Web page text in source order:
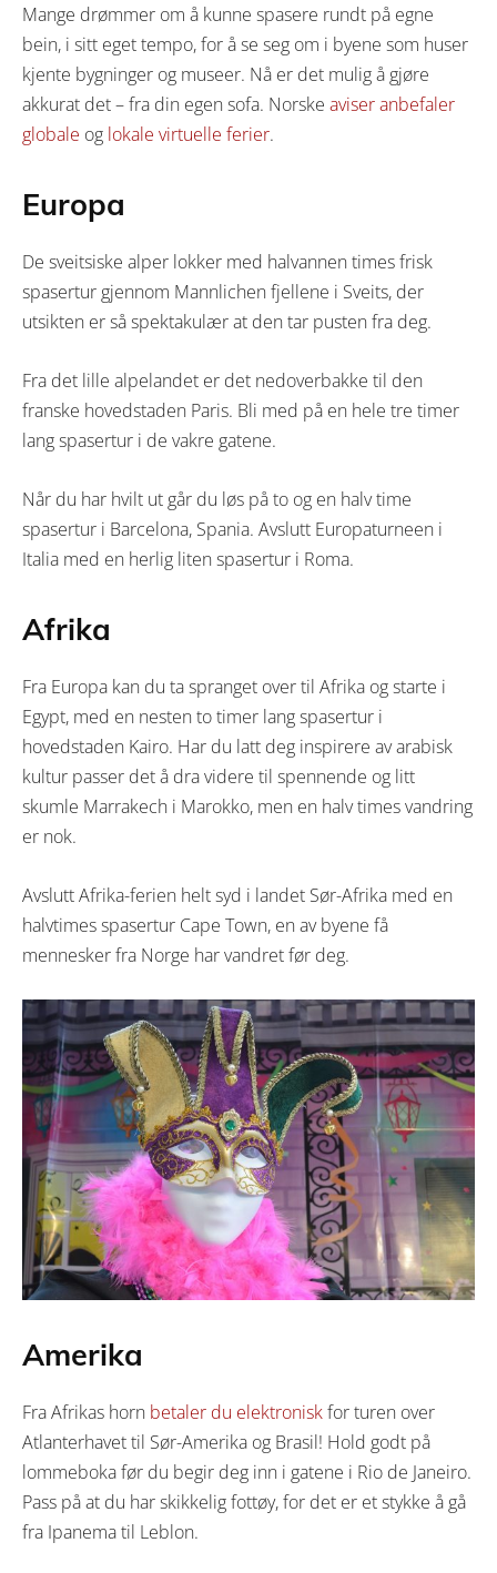
Mange drømmer om å kunne spasere rundt på egne
bein, i sitt eget tempo, for å se seg om i byene som huser
kjente bygninger og museer. Nå er det mulig å gjøre
akkurat det – fra din egen sofa. Norske aviser anbefaler
globale og lokale virtuelle ferier.
Europa
De sveitsiske alper lokker med halvannen times frisk
spasertur gjennom Mannlichen fjellene i Sveits, der
utsikten er så spektakulær at den tar pusten fra deg.
Fra det lille alpelandet er det nedoverbakke til den
franske hovedstaden Paris. Bli med på en hele tre timer
lang spasertur i de vakre gatene.
Når du har hvilt ut går du løs på to og en halv time
spasertur i Barcelona, Spania. Avslutt Europaturneen i
Italia med en herlig liten spasertur i Roma.
Afrika
Fra Europa kan du ta spranget over til Afrika og starte i
Egypt, med en nesten to timer lang spasertur i
hovedstaden Kairo. Har du latt deg inspirere av arabisk
kultur passer det å dra videre til spennende og litt
skumle Marrakech i Marokko, men en halv times vandring
er nok.
Avslutt Afrika-ferien helt syd i landet Sør-Afrika med en
halvtimes spasertur Cape Town, en av byene få
mennesker fra Norge har vandret før deg.
Amerika
Fra Afrikas horn betaler du elektroniskfor turen over
Atlanterhavet til Sør-Amerika og Brasil! Hold godt på
lommeboka før du begir deg inn i gatene i Rio de Janeiro.
Pass på at du har skikkelig fottøy, for det er et stykke å gå
fra Ipanema til Leblon.